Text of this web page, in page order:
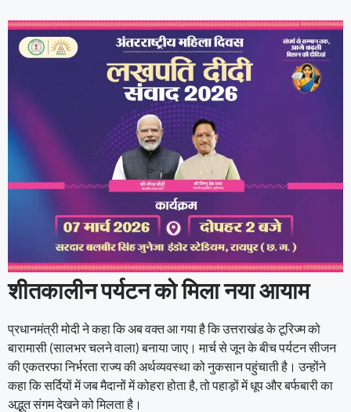
शीतकालीन पर्यटन को मिला नया आयाम
प्रधानमंत्री मोदी ने कहा कि अब वक्त आ गया है कि उत्तराखंड के टूरिज्म को
बारामासी (सालभर चलने वाला) बनाया जाए। मार्च से जून के बीच पर्यटन सीजन
की एकतरफा निर्भरता राज्य की अर्थव्यवस्था को नुकसान पहुंचाती है। उन्होंने
कहा कि सर्दियों में जब मैदानों में कोहरा होता है, तो पहाड़ों में धूप और बर्फबारी का
अद्भुत संगम देखने को मिलता है।